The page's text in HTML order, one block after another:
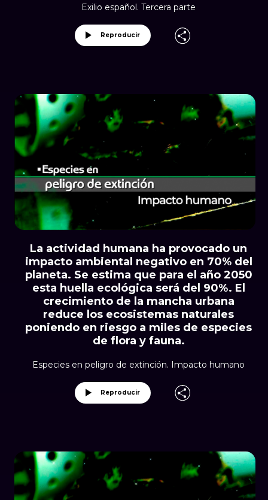
Exilio español. Tercera parte
Reproducir
La actividad humana ha provocado un
impacto ambiental negativo en 70% del
planeta. Se estima que para el año 2050
esta huella ecológica será del 90%. El
crecimiento de la mancha urbana
reduce los ecosistemas naturales
poniendo en riesgo a miles de especies
de flora y fauna.
Especies en peligro de extinción. Impacto humano
Reproducir